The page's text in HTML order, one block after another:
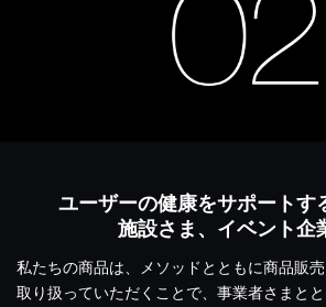
ユーザーの健康をサポートす
施設さま、イベント企
私たちの商品は、メソッドとともに商品販
取り扱っていただくことで、事業者さまと